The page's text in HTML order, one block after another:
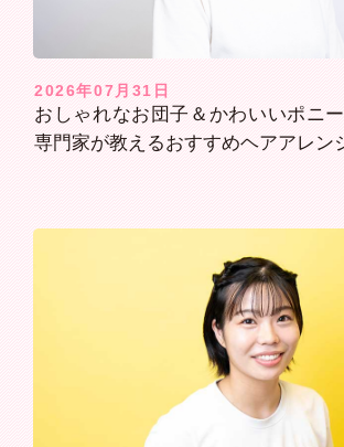
2026年07月31日
おしゃれなお団子＆かわいいポニ
専門家が教えるおすすめヘアアレン